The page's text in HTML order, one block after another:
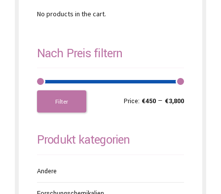
No products in the cart.
Nach Preis filtern
Filter Price: €450 — €3,800
Produkt kategorien
Andere